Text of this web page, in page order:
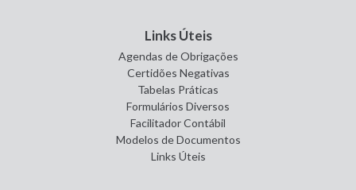
Links Úteis
Agendas de Obrigações
Certidões Negativas
Tabelas Práticas
Formulários Diversos
Facilitador Contábil
Modelos de Documentos
Links Úteis